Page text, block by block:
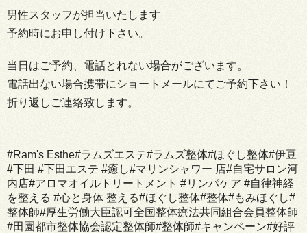
男性スタッフが担当いたします
予約時にお申し付け下さい。
当日はご予約、電話とれない場合がございます。
電話出ない場合携帯にショートメールにてご予約下さい！
折り返しご連絡致します。
#Ram's Esthe#ラムズエステ#ラムズ整体#ほぐし整体#伊豆
#下田 #下田エステ #癒し#マリンシャワー 店#自宅サロン河
内店#アロマオイルトリートメント #リンパケア #自律神経
を整える #心と身体 整える#ほぐし整体#整体#もみほぐし#
整体師#厚生労働大臣認可全国整体療法共同組合会員整体師
#田園都市整体協会認定整体師#整体師#キャンペーン#好評